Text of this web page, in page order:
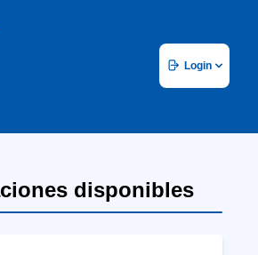
Login
disponibles